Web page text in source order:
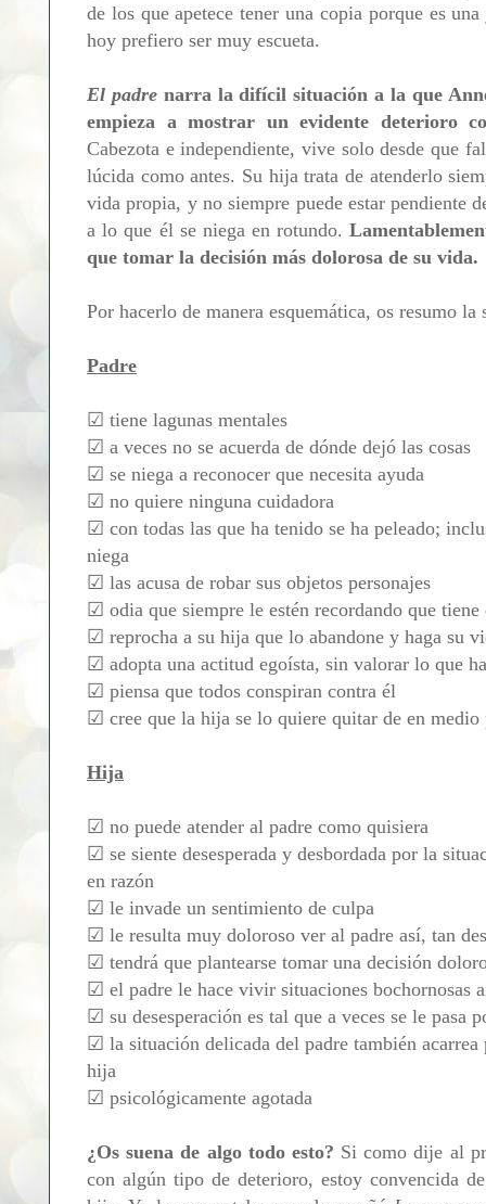
de los que apetece tener una copia porque es
hoy prefiero ser muy escueta.
El padrenarra la difícil situación a la que
empieza a mostrar un evidente deterioro
Cabezota e independiente, vive solo desde que
lúcida como antes. Su hija trata de atenderlo
vida propia, y no siempre puede estar pendiente
a lo que él se niega en rotundo.
que tomar la decisión más dolorosa de su vida.
Por hacerlo de manera esquemática, os resumo la
Padre
☑ tiene lagunas mentales
☑ a veces no se acuerda de dónde dejó las cosas
☑ se niega a reconocer que necesita ayuda
☑ no quiere ninguna cuidadora
☑ con todas las que ha tenido se ha peleado;
niega
☑ las acusa de robar sus objetos personajes
☑ odia que siempre le estén recordando que
☑ reprocha a su hija que lo abandone y haga su
☑ adopta una actitud egoísta, sin valorar lo que
☑ piensa que todos conspiran contra él
☑ cree que la hija se lo quiere quitar de en
Hija
☑ no puede atender al padre como quisiera
☑ se siente desesperada y desbordada por la
en razón
☑ le invade un sentimiento de culpa
☑ le resulta muy doloroso ver al padre así, tan
☑ tendrá que plantearse tomar una decisión
☑ el padre le hace vivir situaciones bochornosas
☑ su desesperación es tal que a veces se le pasa
☑ la situación delicada del padre también
hija
☑ psicológicamente agotada
¿Os suena de algo todo esto? Si como dije al
con algún tipo de deterioro, estoy convencida